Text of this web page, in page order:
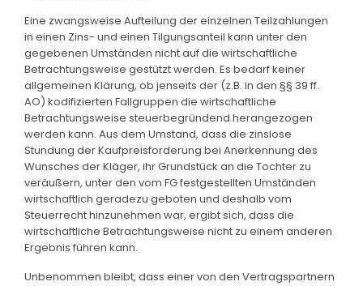
Eine zwangsweise Aufteilung der einzelnen Teilzahlungen
in einen Zins- und einen Tilgungsanteil kann unter den
gegebenen Umständen nicht auf die wirtschaftliche
Betrachtungsweise gestützt werden. Es bedarf keiner
allgemeinen Klärung, ob jenseits der (z.B. in den §§ 39 ff.
AO) kodifizierten Fallgruppen die wirtschaftliche
Betrachtungsweise steuerbegründend herangezogen
werden kann. Aus dem Umstand, dass die zinslose
Stundung der Kaufpreisforderung bei Anerkennung des
Wunsches der Kläger, ihr Grundstück an die Tochter zu
veräußern, unter den vom FG festgestellten Umständen
wirtschaftlich geradezu geboten und deshalb vom
Steuerrecht hinzunehmen war, ergibt sich, dass die
wirtschaftliche Betrachtungsweise nicht zu einem anderen
Ergebnis führen kann.
Unbenommen bleibt, dass einer von den Vertragspartnern